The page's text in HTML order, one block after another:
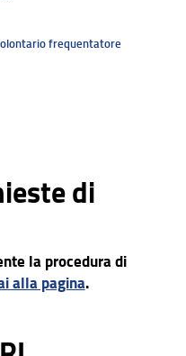
frequentatore
di
la procedura di
alla pagina.